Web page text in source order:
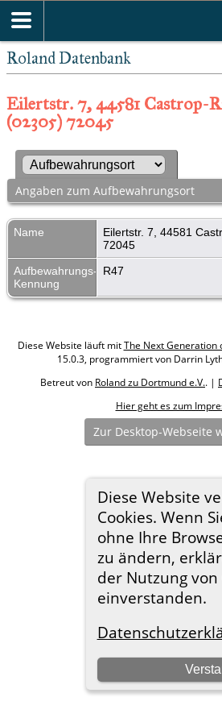
Roland Datenbank
Diese Website
Cookies. Wenn
ohne Ihre
zu ändern,
der Nutzung von
einverstanden.
Eilertstr. 7, 44581 Castrop-
(02305) 72045
Angaben zum Aufbewahrungsort
Name
Eilertstr. 7, 44581
72045
Aufbewahrungs-
Kennung
R47
Diese Website läuft mitThe Next Generation
15.0.3, programmiert von Darrin
Betreut von Roland zu Dortmund e.V.. |
Hier geht es zum
Zur Desktop-Webseite